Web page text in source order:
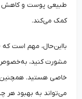
طبیعی پوست و کاهش
کمک می‌کند.
بااین‌حال، مهم است که قبل
مشورت کنید، به‌خصوص
خاصی هستید. همچنین،
می‌تواند به بهبود هر چه